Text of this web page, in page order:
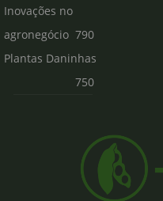
Inovações no
agronegócio 790
Plantas Daninhas
750